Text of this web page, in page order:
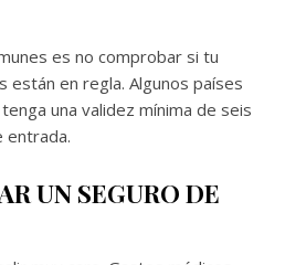
es no comprobar si tu
están en regla. Algunos países
una validez mínima de seis
entrada.
UN SEGURO DE